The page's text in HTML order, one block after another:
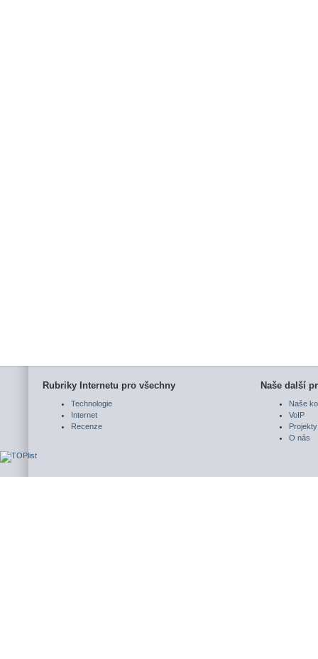
Rubriky Internetu pro všechny
Technologie
Internet
Recenze
Naše další
Naše
VoIP
Projekty
O nás